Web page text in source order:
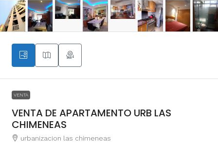
VENTA
VENTA DE APARTAMENTO URB LAS
CHIMENEAS
urbanizacion las chimeneas